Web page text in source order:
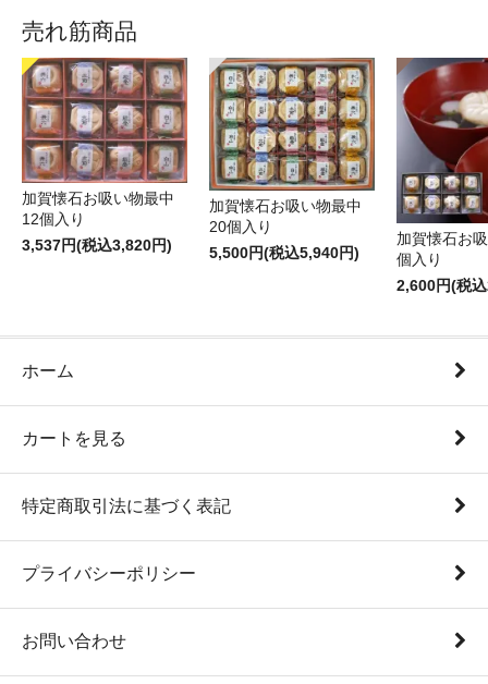
売れ筋商品
加賀懐石お吸い物最中
12個入り
3,537円(税込3,820円)
加賀懐石お吸い物最中
20個入り
5,500円(税込5,940円)
加賀懐石お
個入り
2,600円(税
ホーム
カートを見る
特定商取引法に基づく表記
プライバシーポリシー
お問い合わせ